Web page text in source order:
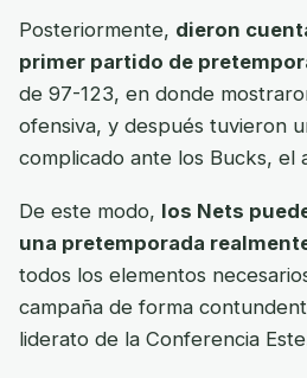
Posteriormente, dieron
primer partido de
de 97-123, en donde
ofensiva, y después tuvieron
complicado ante los Bucks, el
De este modo, los Nets
una pretemporada
todos los elementos
campaña de forma
liderato de la Conferencia